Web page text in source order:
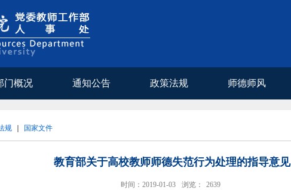
门概况 通知公告 政策法规 师德师风
规 国家文件
教育部关于高校教师师德失范行为处理的指导意见
时间：2019-01-03 浏览： 2639